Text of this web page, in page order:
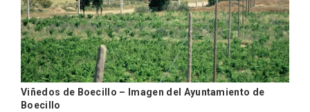
Viñedos de Boecillo – Imagen del Ayuntamiento de
Boecillo